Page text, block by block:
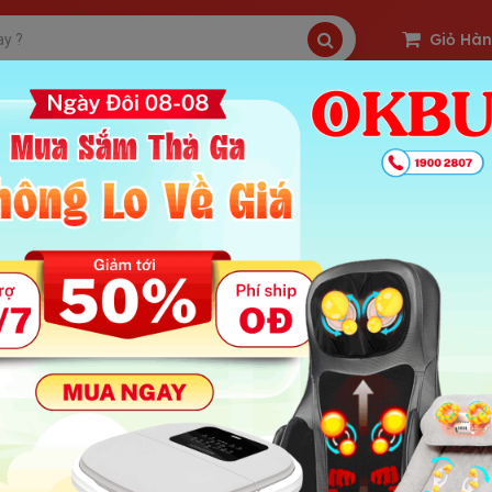
Giỏ
SP Freeship OKBUY Deal Sản Phẩm Hot
toàn thân Nhật Bản chính hãng có giá bao nhiêu?
: 1519 | Ngày Đăng Tin: 19-11-2022
Chính Bài
toàn thân Nhật Bản chính hãng có giá bao nhiêu?
nên mua ghế matxa toàn thân Nhật Bản để sử dụng không? Giá
Có nên dùng ghế matxa toàn thân Nhật Bản
Mua ghế matxa toàn thân Nhật Bản ở đâu đáng tin cậy